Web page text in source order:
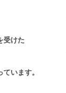
受けた
います。